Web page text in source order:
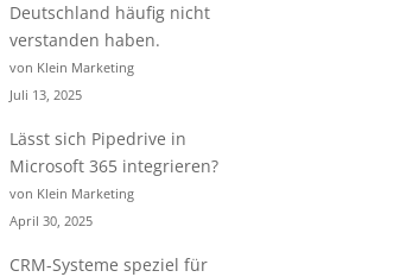
Deutschland häufig nicht
verstanden haben.
von Klein Marketing
Juli 13, 2025
Lässt sich Pipedrive in
Microsoft 365 integrieren?
von Klein Marketing
April 30, 2025
CRM-Systeme speziel für